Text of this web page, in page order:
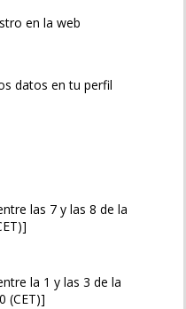
en la web
datos en tu perfil
las 7 y las 8 de la
la 1 y las 3 de la
(CET)]